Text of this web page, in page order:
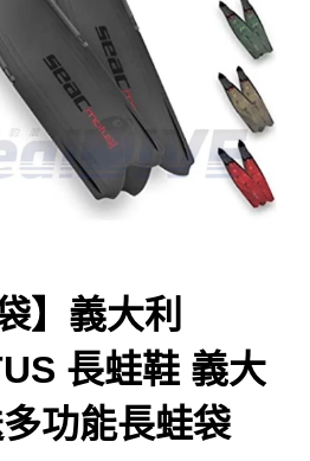
】義大利
長蛙鞋 義大
功能長蛙袋